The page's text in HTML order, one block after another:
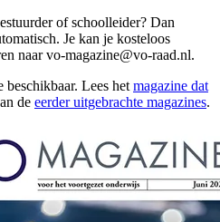
of schoolleider? Dan
Je kan je kosteloos
naarvo-magazine@vo-raad.nl.
Lees het magazine dat
de eerder uitgebrachte magazines.